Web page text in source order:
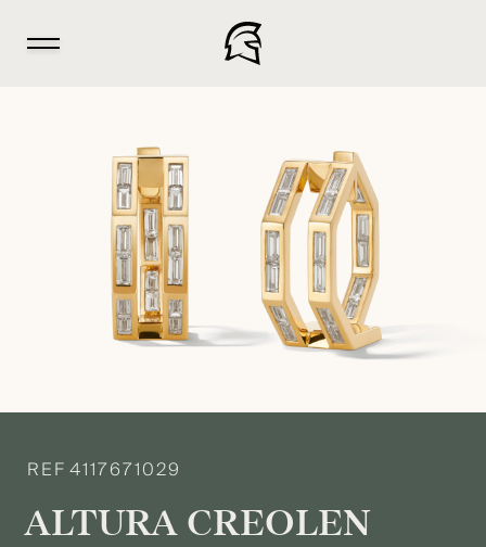
REF4117671029
ALTURA CREOLEN